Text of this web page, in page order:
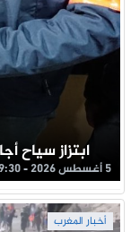
ابتزاز سياح
5 أغسطس 2026 - 19:30
أخبار المغرب